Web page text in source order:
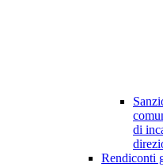
di
Rendiconti